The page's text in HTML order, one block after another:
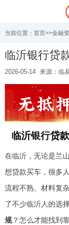
当前位置： 首页>>金融
临沂银行贷
2026-05-14 来源：临
临沂银行贷
在临沂，无论是兰
想贷款买车，很多
流程不熟、材料复
了不少临沂人的选
规？怎么才能找到